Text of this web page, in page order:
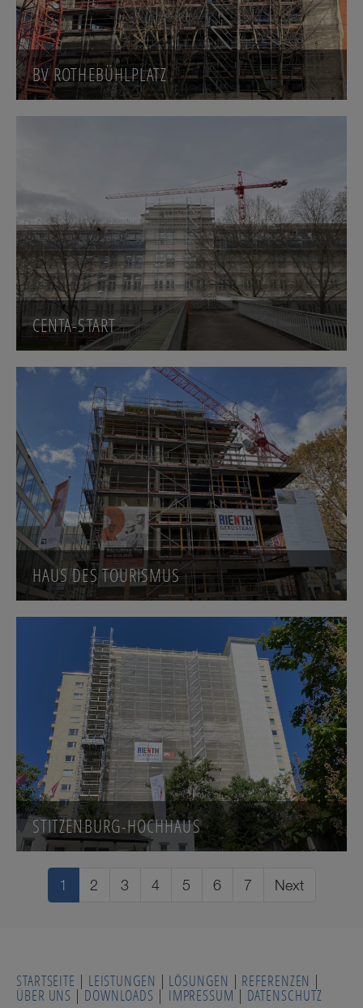
BV ROTHEBÜHLPLATZ
CENTA-START
HAUS DES TOURISMUS
STITZENBURG-HOCHHAUS
1 2 3 4 5 6 7 Next
STARTSEITE | LEISTUNGEN | LÖSUNGEN | REFERENZEN |
ÜBER UNS |DOWNLOADS | IMPRESSUM| DATENSCHUTZ